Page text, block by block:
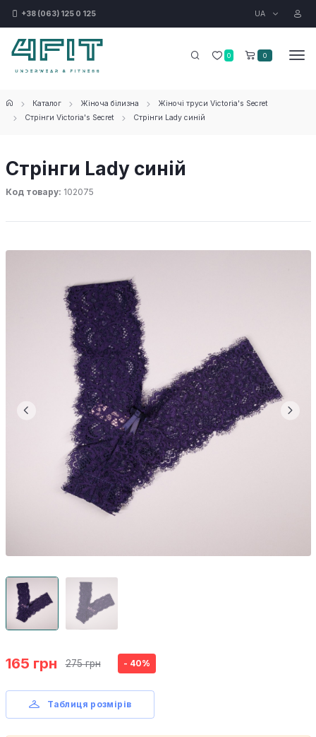
+38 (063) 125 0 125 UA
0 0
Каталог Жіноча білизна
Жіночі труси Victoria's Secret
Стрінги Victoria's Secret
Стрінги Lady синій
Стрінги Lady синій
Код товару: 102075
165 грн 275 грн - 40%
Таблиця розмірів